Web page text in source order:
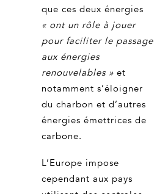
que ces deux énergies
« ont un rôle à jouer
pour faciliter le passage
aux énergies
renouvelables » et
notamment s’éloigner
du charbon et d’autres
énergies émettrices de
carbone.
L’Europe impose
cependant aux pays